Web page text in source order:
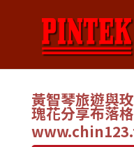
黃智琴旅遊與玫
瑰花分享布落格